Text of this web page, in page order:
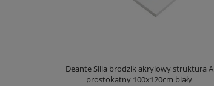
Deante Silia brodzik akrylowy struktura A
prostokątny 100x120cm biały